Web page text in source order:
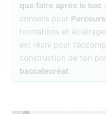
que faire après le bac
conseils pour
formations et
est réuni pour
construction de ton
baccalauréat.